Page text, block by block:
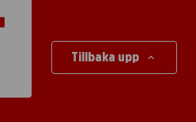
Tillbaka upp